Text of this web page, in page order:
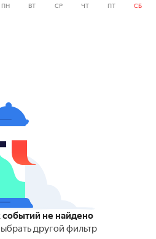
ПН ВТ СР ЧТ ПТ СБ
не найдено
другой фильтр